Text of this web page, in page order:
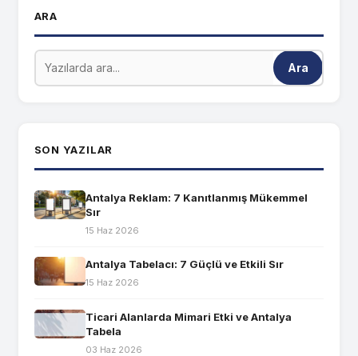
ARA
Ara
SON YAZILAR
Antalya Reklam: 7 Kanıtlanmış Mükemmel
Sır
15 Haz 2026
Antalya Tabelacı: 7 Güçlü ve Etkili Sır
15 Haz 2026
Ticari Alanlarda Mimari Etki ve Antalya
Tabela
03 Haz 2026